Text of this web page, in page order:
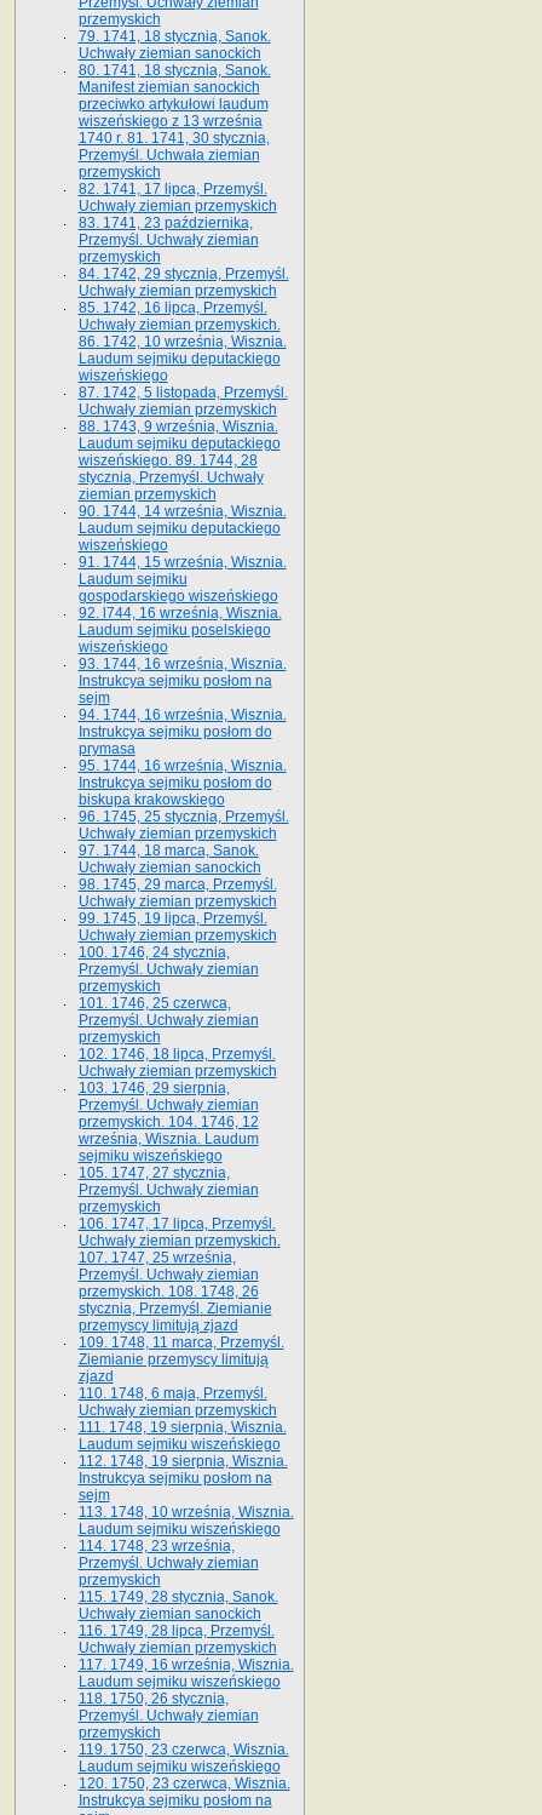
przemyskich
79. 1741, 18 stycznia, Sanok.
Uchwały ziemian sanockich
80. 1741, 18 stycznia, Sanok.
Manifest ziemian sanockich
przeciwko artykułowi laudum
wiszeńskiego z 13 wrze­śnia
1740 r. 81. 1741, 30 stycznia,
Przemyśl. Uchwała ziemian
przemyskich
82. 1741, 17 lipca, Przemyśl.
Uchwały ziemian przemyskich
83. 1741, 23 października,
Przemyśl. Uchwały ziemian
przemyskich
84. 1742, 29 stycznia, Przemyśl.
Uchwały ziemian przemyskich
85. 1742, 16 lipca, Przemyśl.
Uchwały ziemian przemyskich.
86. 1742, 10 września, Wisznia.
Laudum sejmiku deputackiego
wiszeńskiego
87. 1742, 5 listopada, Przemyśl.
Uchwały ziemian przemyskich
88. 1743, 9 września, Wisznia.
Laudum sejmiku deputackiego
wiszeńskiego. 89. 1744, 28
stycznia, Przemyśl. Uchwały
ziemian przemyskich
90. 1744, 14 września, Wisznia.
Laudum sejmiku deputackiego
wiszeńskiego
91. 1744, 15 września, Wisznia.
Laudum sejmiku
gospodarskiego wiszeńskiego
92. l744, 16 września, Wisznia.
Laudum sejmiku poselskiego
wiszeńskiego
93. 1744, 16 września, Wisznia.
Instrukcya sejmiku posłom na
sejm
94. 1744, 16 września, Wisznia.
Instrukcya sejmiku posłom do
prymasa
95. 1744, 16 września, Wisznia.
Instrukcya sejmiku posłom do
biskupa krakowskiego
96. 1745, 25 stycznia, Przemyśl.
Uchwały ziemian przemyskich
97. 1744, 18 marca, Sanok.
Uchwały ziemian sanockich
98. 1745, 29 marca, Przemyśl.
Uchwały ziemian przemyskich
99. 1745, 19 lipca, Przemyśl.
Uchwały ziemian przemyskich
100. 1746, 24 stycznia,
Przemyśl. Uchwały ziemian
przemyskich
101. 1746, 25 czerwca,
Przemyśl. Uchwały ziemian
przemyskich
102. 1746, 18 lipca, Przemyśl.
Uchwały ziemian przemyskich
103. 1746, 29 sierpnia,
Przemyśl. Uchwały ziemian
przemyskich. 104. 1746, 12
września, Wisznia. Laudum
sejmiku wiszeńskiego
105. 1747, 27 stycznia,
Przemyśl. Uchwały ziemian
przemyskich
106. 1747, 17 lipca, Przemyśl.
Uchwały ziemian przemyskich.
107. 1747, 25 września,
Przemyśl. Uchwały ziemian
przemyskich. 108. 1748, 26
stycznia, Przemyśl. Ziemianie
przemyscy limitują zjazd
109. 1748, 11 marca, Przemyśl.
Ziemianie przemyscy limitują
zjazd
110. 1748, 6 maja, Przemyśl.
Uchwały ziemian przemyskich
111. 1748, 19 sierpnia, Wisznia.
Laudum sejmiku wiszeńskiego
112. 1748, 19 sierpnia, Wisznia.
Instrukcya sejmiku posłom na
sejm
113. 1748, 10 września, Wisznia.
Laudum sejmiku wiszeńskiego
114. 1748, 23 września,
Przemyśl. Uchwały ziemian
przemyskich
115. 1749, 28 stycznia, Sanok.
Uchwały ziemian sanockich
116. 1749, 28 lipca, Przemyśl.
Uchwały ziemian przemyskich
117. 1749, 16 września, Wisznia.
Laudum sejmiku wiszeńskiego
118. 1750, 26 stycznia,
Przemyśl. Uchwały ziemian
przemyskich
119. 1750, 23 czerwca, Wisznia.
Laudum sejmiku wiszeńskiego
120. 1750, 23 czerwca, Wisznia.
Instrukcya sejmiku posłom na